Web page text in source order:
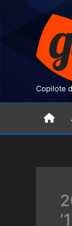
Copilote
H